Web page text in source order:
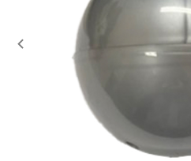
カプセルトイ
販促用空カプセル
レンタル
景品・玩具・文具